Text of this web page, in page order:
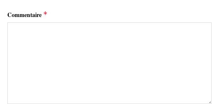
Commentaire *